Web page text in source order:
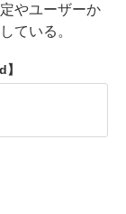
やユーザーか
ている。
】